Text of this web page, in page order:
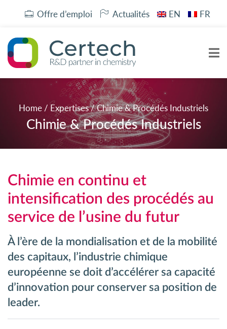
Offre d’emploi Actualités EN FR
Home /Expertises/Chimie & Procédés Industriels
Chimie & Procédés Industriels
Chimie en continu et
intensification des procédés au
service de l’usine du futur
À l’ère de la mondialisation et de la mobilité
des capitaux, l’industrie chimique
européenne se doit d’accélérer sa capacité
d’innovation pour conserver sa position de
leader.